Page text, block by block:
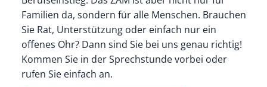
Familien da, sondern für alle Menschen. Brauchen
Sie Rat, Unterstützung oder einfach nur ein
offenes Ohr? Dann sind Sie bei uns genau richtig!
Kommen Sie in der Sprechstunde vorbei oder
rufen Sie einfach an.